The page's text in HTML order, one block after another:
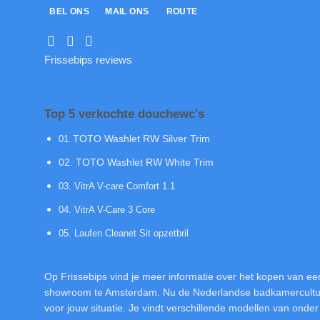
BEL ONS MAIL ONS ROUTE
Frissebips reviews
Top 5 verkochte douchewc's
01 TOTO Washlet RW Silver Trim
02. TOTO Washlet RW White Trim
03. VitrA V-care Comfort 1.1
04. VitrA V-Care 3 Core
05. Laufen Cleanet Sit opzetbril
Op Frissebips vind je meer informatie over het kopen van
showroom te Amsterdam. Nu de Nederlandse
voor jouw situatie. Je vindt verschillende modellen van